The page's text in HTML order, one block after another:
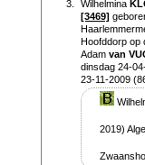
3. Wilhelmina
[3469]
Hoofddorp op
Adamvan
dinsdag 24-
23-11-2009
2019)